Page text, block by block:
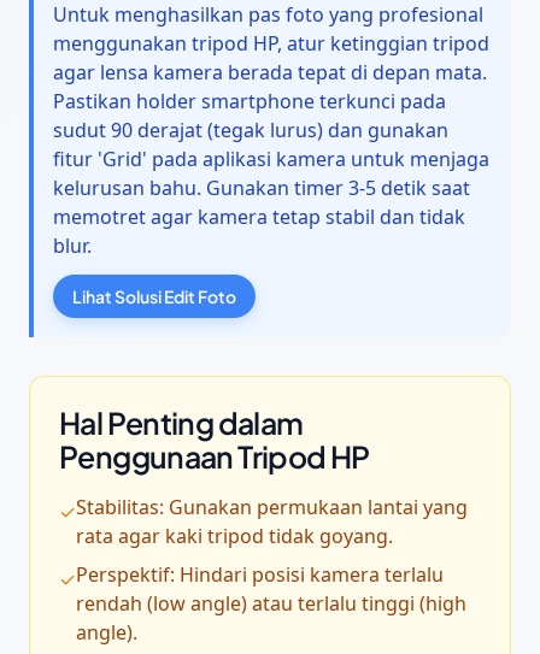
Untuk menghasilkan pas foto yang profesional
menggunakan tripod HP, atur ketinggian tripod
agar lensa kamera berada tepat di depan mata.
Pastikan holder smartphone terkunci pada
sudut 90 derajat (tegak lurus) dan gunakan
fitur 'Grid' pada aplikasi kamera untuk menjaga
kelurusan bahu. Gunakan timer 3-5 detik saat
memotret agar kamera tetap stabil dan tidak
blur.
Lihat Solusi Edit Foto
Hal Penting dalam
Penggunaan Tripod HP
✓Stabilitas: Gunakan permukaan lantai yang
rata agar kaki tripod tidak goyang.
✓Perspektif: Hindari posisi kamera terlalu
rendah (low angle) atau terlalu tinggi (high
angle).